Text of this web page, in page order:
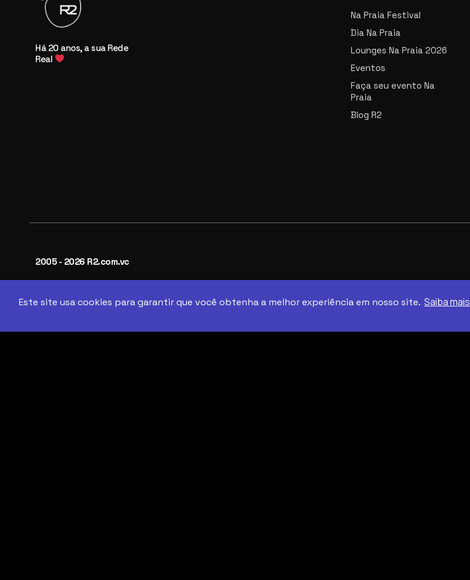
Este site usa cookies para garantir que você obtenha a melhor experiência em nosso site. Saiba mais
Há 20 anos, a sua Rede
Real
Na Praia Festival
Dia Na Praia
Lounges Na Praia 2026
Eventos
Faça seu evento Na
Praia
Blog R2
2005 - 2026 R2.com.vc